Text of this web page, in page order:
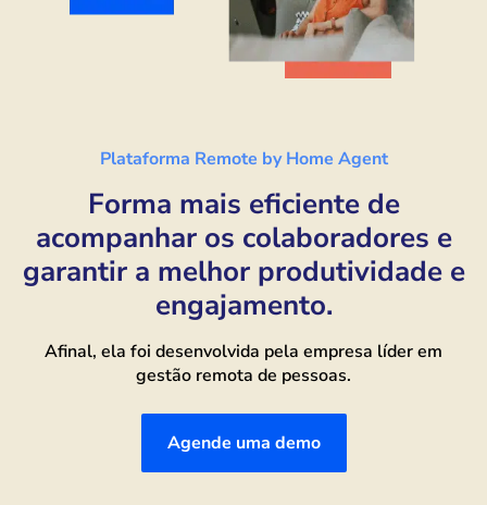
Plataforma Remote by Home Agent
Forma mais eficiente de
acompanhar os colaboradores e
garantir a melhor produtividade e
engajamento.
Afinal, ela foi desenvolvida pela empresa líder em
gestão remota de pessoas.
Agende uma demo